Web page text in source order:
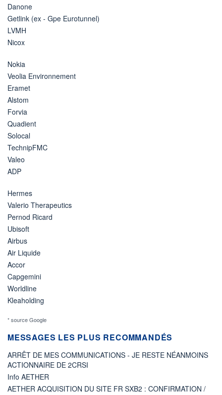
Danone
Getlink (ex - Gpe Eurotunnel)
LVMH
Nicox
Nokia
Veolia Environnement
Eramet
Alstom
Forvia
Quadient
Solocal
TechnipFMC
Valeo
ADP
Hermes
Valerio Therapeutics
Pernod Ricard
Ubisoft
Airbus
Air Liquide
Accor
Capgemini
Worldline
Kleaholding
* source Google
MESSAGES LES PLUS RECOMMANDÉS
ARRÊT DE MES COMMUNICATIONS - JE RESTE NÉANMOINS
ACTIONNAIRE DE 2CRSI
Info AETHER
AETHER ACQUISITION DU SITE FR SXB2 : CONFIRMATION /